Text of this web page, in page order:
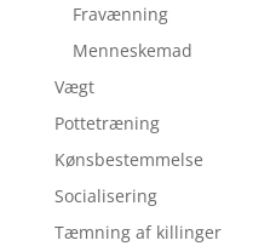
Fravænning
Menneskemad
Vægt
Pottetræning
Kønsbestemmelse
Socialisering
Tæmning af killinger